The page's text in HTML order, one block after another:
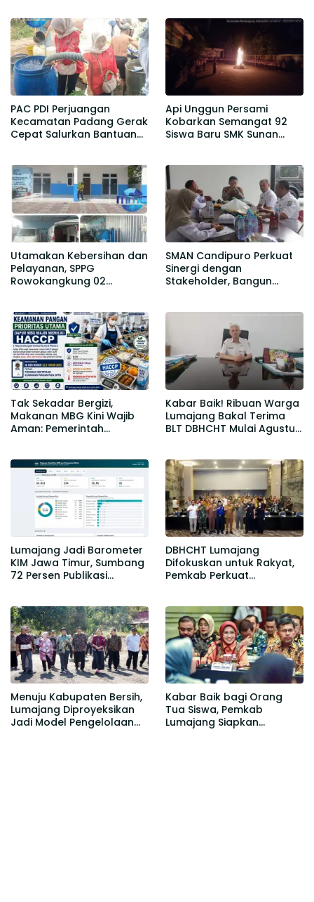
PAC PDI Perjuangan
Kecamatan Padang Gerak
Cepat Salurkan Bantuan
Api Unggun Persami
Kobarkan Semangat 92
Siswa Baru SMK Sunan
Utamakan Kebersihan dan
Pelayanan, SPPG
Rowokangkung 02
SMAN Candipuro Perkuat
Sinergi dengan
Stakeholder, Bangun
Pendidikan
Tak Sekadar Bergizi,
Makanan MBG Kini Wajib
Aman: Pemerintah
Kabar Baik! Ribuan Warga
Lumajang Bakal Terima
BLT DBHCHT Mulai Agustus
Lumajang Jadi Barometer
KIM Jawa Timur, Sumbang
72 Persen Publikasi
DBHCHT Lumajang
Difokuskan untuk Rakyat,
Pemkab Perkuat
Pemberantasan Rokok
Ilegal
Menuju Kabupaten Bersih,
Lumajang Diproyeksikan
Jadi Model Pengelolaan
Kabar Baik bagi Orang
Tua Siswa, Pemkab
Lumajang Siapkan